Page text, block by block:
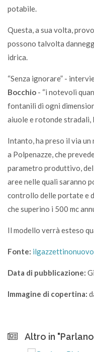
potabile.
Questa, a sua volta,
possono talvolta
idrica.
“Senza ignorare” -
Bocchio - “i notevoli
fontanili di ogni
aiuole e rotonde stradali,
Intanto, ha preso il via
a Polpenazze, che
parametro produttivo,
aree nelle quali saranno
controllo delle portate e
che superino i 500 mc
Il modello verrà esteso
Fonte:
Data di pubblicazione:
Immagine di copertina:
Altro in